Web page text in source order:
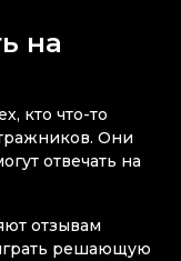
на
кто что-то
Они
отвечать на
отзывам
решающую